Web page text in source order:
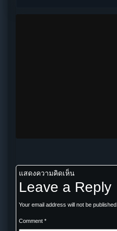
แสดงความคิดเห็น
Leave a Reply
Your email address will not be published.
Comment *